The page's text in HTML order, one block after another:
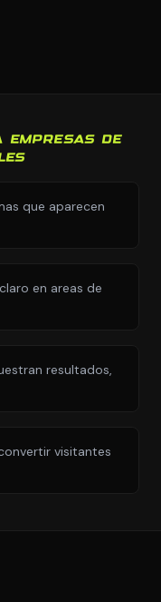
EMPRESAS DE
que aparecen
en areas de
resultados,
visitantes